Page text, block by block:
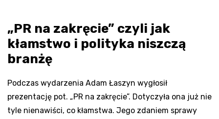
„PR na zakręcie” czyli jak
kłamstwo i polityka niszczą
branżę
Podczas wydarzenia Adam Łaszyn wygłosił
prezentację pot. „PR na zakręcie”. Dotyczyła ona już nie
tyle nienawiści, co kłamstwa. Jego zdaniem sprawy